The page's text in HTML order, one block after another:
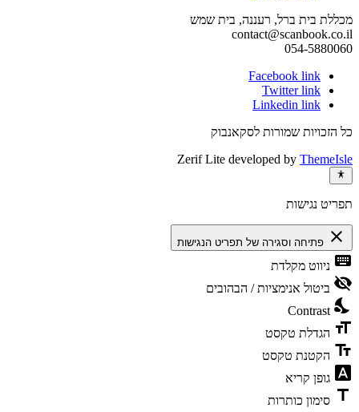
מכללת בית ברל, רעננה, בית שמש
contact@scanbook.co.il
054-5880060
Facebook link
Twitter link
Linkedin link
כל הזכויות שמורות לסקאנבוק
Zerif Lite developed by ThemeIsle
תפריט נגישות
close פתיחה וסגירה של תפריט הנגישות
keyboard ניווט מקלדת
visibility_off ביטול אנימציות / הבהובים
nights_stay
Contrast
format_size הגדלת טקסט
text_fields הקטנת טקסט
font_download גופן קריא
title סימון כותרות